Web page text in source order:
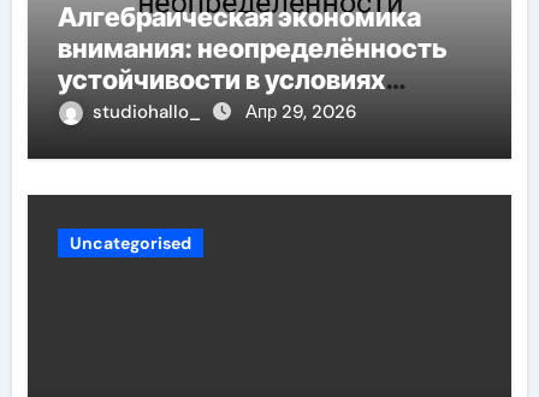
Алгебраическая экономика
внимания: неопределённость
устойчивости в условиях
неопределённости
studiohallo_ Апр 29, 2026
Uncategorised